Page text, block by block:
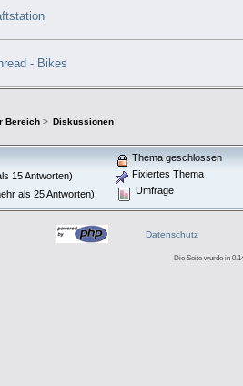
- Bikes
Bereich > Diskussionen
15 Antworten)
als 25 Antworten)
Thema geschlossen
Fixiertes Thema
Umfrage
Datenschutz
Die Seite wurde in